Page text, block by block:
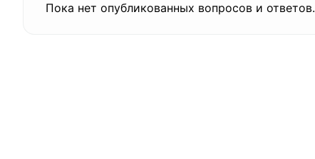
Пока нет опубликованных вопросов и ответов.